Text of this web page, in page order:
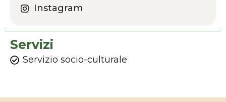
Instagram
Servizi
Servizio socio-culturale